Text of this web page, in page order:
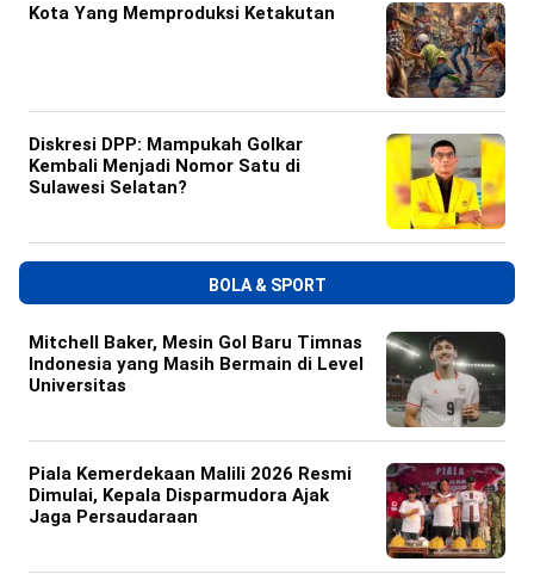
Kota Yang Memproduksi Ketakutan
Diskresi DPP: Mampukah Golkar
Kembali Menjadi Nomor Satu di
Sulawesi Selatan?
BOLA & SPORT
Mitchell Baker, Mesin Gol Baru Timnas
Indonesia yang Masih Bermain di Level
Universitas
Piala Kemerdekaan Malili 2026 Resmi
Dimulai, Kepala Disparmudora Ajak
Jaga Persaudaraan